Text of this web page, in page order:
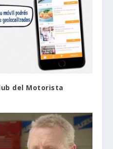
del Motorista